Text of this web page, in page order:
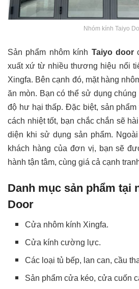
Nhóm kính Taiyo
Sản phẩm nhôm kính Taiyo door
xuất xứ từ nhiều thương hiệu nổi
Xingfa. Bên cạnh đó, mặt hàng
ăn mòn. Bạn có thể sử dụng
độ hư hại thấp. Đặc biệt, sản
cách nhiệt tốt, bạn chắc chắn sẽ
diện khi sử dụng sản phẩm.
khách hàng của đơn vị, bạn sẽ
hành tận tâm, cùng giá cả cạnh
Danh mục sản phẩm tại
Door
Cửa nhôm kính Xingfa.
Cửa kính cường lực.
Các loại tủ bếp, lan can, cầu
Sản phẩm cửa kéo, cửa cuốn